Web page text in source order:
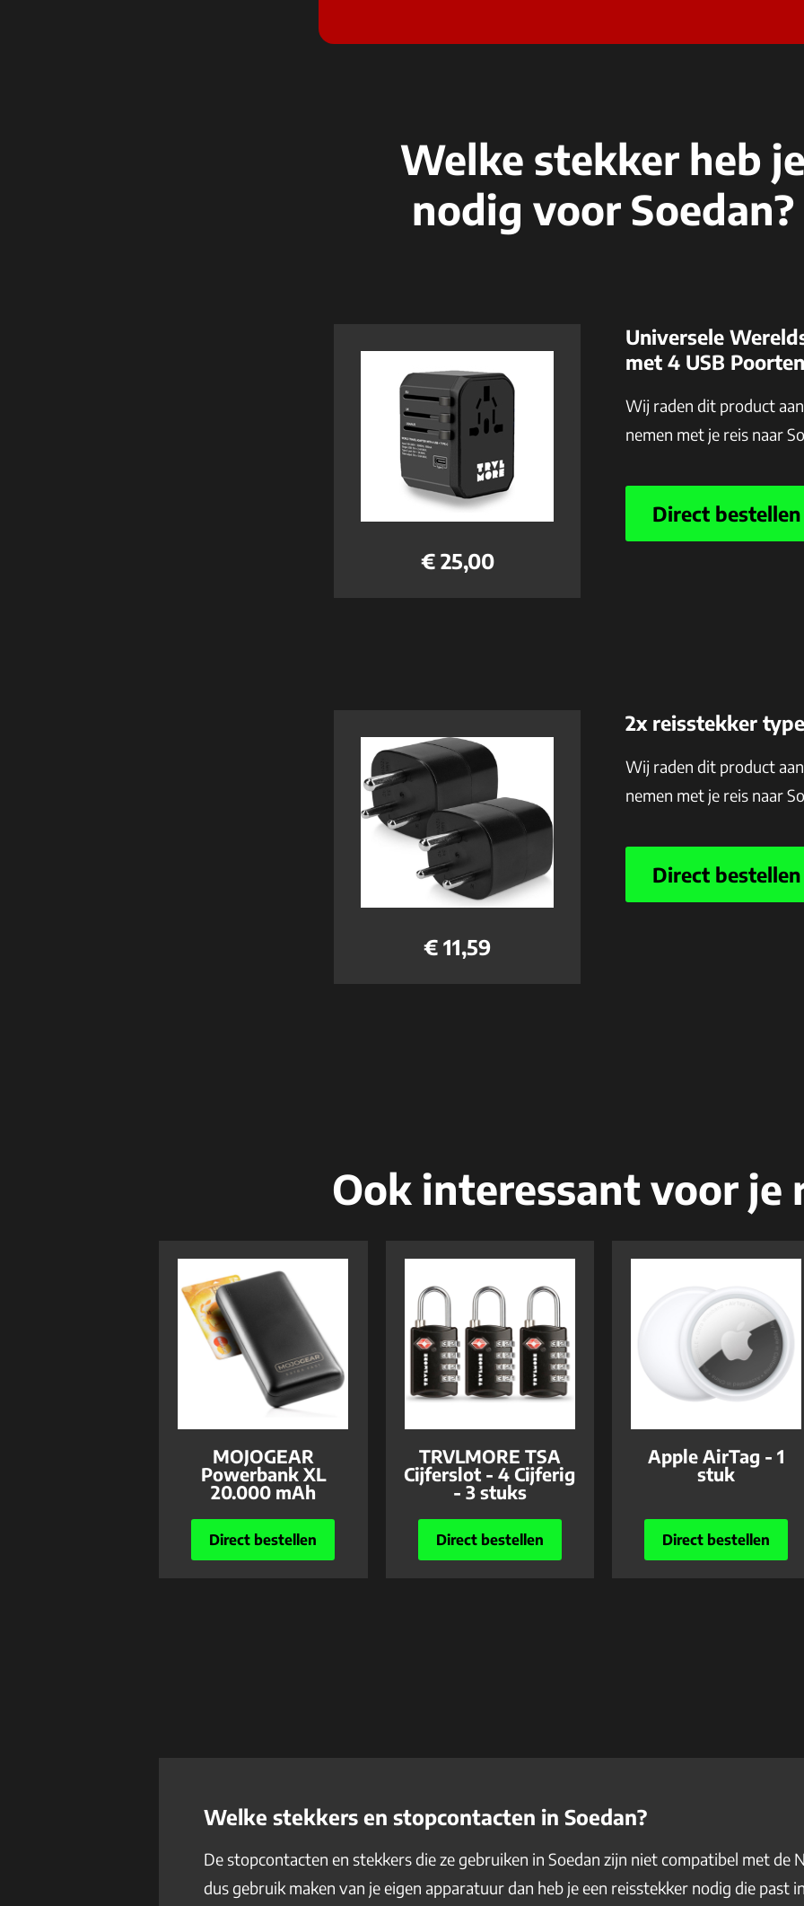
Welke stekker heb
nodig voor Soedan?
€ 25,00
Universele
met 4 USB Poorten
Wij raden dit product
nemen met je reis naar
Direct bestellen
€ 11,59
2x reisstekker
Wij raden dit product
nemen met je reis naar
Direct bestellen
Ook interessant voor je
MOJOGEAR
Powerbank XL
20.000 mAh
Direct bestellen
TRVLMORE TSA
Cijferslot - 4 Cijferig
- 3 stuks
Direct bestellen
Apple AirTag - 1
stuk
Direct bestellen
Welke stekkers en stopcontacten in Soedan?
De stopcontacten en stekkers die ze gebruiken in Soedan zijn niet compatibel met de
dus gebruik maken van je eigen apparatuur dan heb je een reisstekker nodig die past